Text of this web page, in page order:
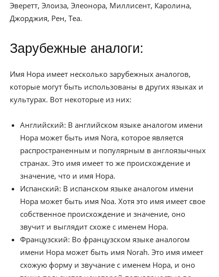
Эверетт, Элоиза, Элеонора, Миллисент, Каролина,
Джорджия, Рен, Теа.
Зарубежные аналоги:
Имя Нора имеет несколько зарубежных аналогов,
которые могут быть использованы в других языках и
культурах. Вот некоторые из них:
Английский: В английском языке аналогом имени
Нора может быть имя Nora, которое является
распространенным и популярным в англоязычных
странах. Это имя имеет то же происхождение и
значение, что и имя Нора.
Испанский: В испанском языке аналогом имени
Нора может быть имя Noa. Хотя это имя имеет свое
собственное происхождение и значение, оно
звучит и выглядит схоже с именем Нора.
Французский: Во французском языке аналогом
имени Нора может быть имя Norah. Это имя имеет
схожую форму и звучание с именем Нора, и оно